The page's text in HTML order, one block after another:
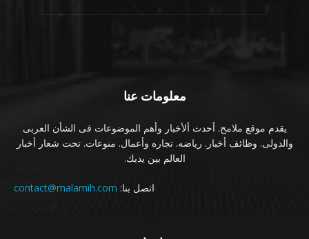
معلومات عنا
يقدم موقع ملامح. أحدث ألأخبار وأهم الموضوعات فى الشأن العربى
والدولى. وظائف أخبار. رياضه. تجاره وأعمال. منوعات. تحت شعار أخبار
العالم بين يديك.
اتصل بنا: contact@malamih.com